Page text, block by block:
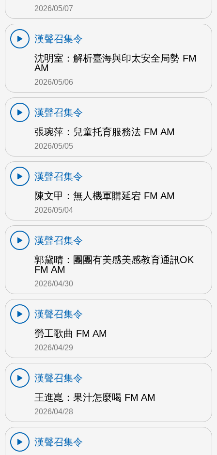
2026/05/07
漢聲召集令
沈明室：解析臺海與印太安全局勢 FM
AM
2026/05/06
漢聲召集令
張琬萍：兒童托育服務法 FM AM
2026/05/05
漢聲召集令
陳文甲：無人機軍購延宕 FM AM
2026/05/04
漢聲召集令
郭黛晴：團團有美感美感教育通訊OK
FM AM
2026/04/30
漢聲召集令
勞工歌曲 FM AM
2026/04/29
漢聲召集令
王進崑：果汁怎麼喝 FM AM
2026/04/28
漢聲召集令